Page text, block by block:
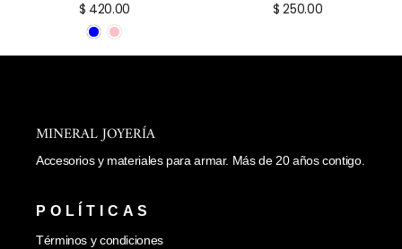
$ 420.00
$ 250.00
MINERAL JOYERÍA
Accesorios y materiales para armar. Más de 20 años contigo.
POLÍTICAS
Términos y condiciones